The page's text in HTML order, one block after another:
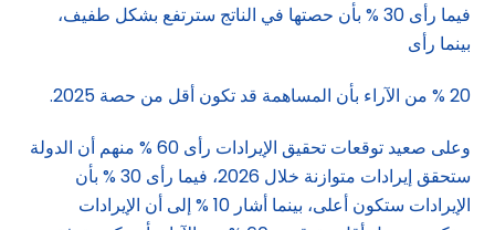
فيما رأى 30 % بأن حصتها في الناتج سترتفع بشكل طفيف،
بينما رأى
20 % من الآراء بأن المساهمة قد تكون أقل من حصة 2025.
وعلى صعيد توقعات تحقيق الإيرادات رأى 60 % منهم أن الدولة
ستحقق إيرادات متوازنة خلال 2026، فيما رأى 30 % بأن
الإيرادات ستكون أعلى، بينما أشار 10 % إلى أن الإيرادات